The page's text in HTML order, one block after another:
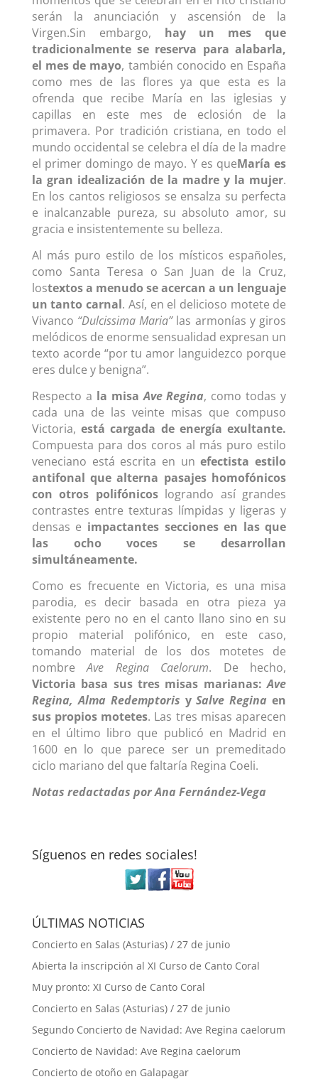
serán la anunciación y ascensión de la
Virgen.Sin embargo, hay un mes que
tradicionalmente se reserva para alabarla,
el mes de mayo, también conocido en España
como mes de las flores ya que esta es la
ofrenda que recibe María en las iglesias y
capillas en este mes de eclosión de la
primavera. Por tradición cristiana, en todo el
mundo occidental se celebra el día de la madre
el primer domingo de mayo. Y es queMaría es
la gran idealización de la madre y la mujer.
En los cantos religiosos se ensalza su perfecta
e inalcanzable pureza, su absoluto amor, su
gracia e insistentemente su belleza.
Al más puro estilo de los místicos españoles,
como Santa Teresa o San Juan de la Cruz,
lostextos a menudo se acercan a un lenguaje
un tanto carnal. Así, en el delicioso motete de
Vivanco “Dulcissima Maria”las armonías y giros
melódicos de enorme sensualidad expresan un
texto acorde “por tu amor languidezco porque
eres dulce y benigna”.
Respecto a la misaAve Regina, como todas y
cada una de las veinte misas que compuso
Victoria,está cargada de energía exultante.
Compuesta para dos coros al más puro estilo
veneciano está escrita en unefectista estilo
antifonal que alterna pasajes homofónicos
con otros polifónicoslogrando así grandes
contrastes entre texturas límpidas y ligeras y
densas e impactantes secciones en las que
las ocho voces se desarrollan
simultáneamente.
Como es frecuente en Victoria, es una misa
parodia, es decir basada en otra pieza ya
existente pero no en el canto llano sino en su
propio material polifónico, en este caso,
tomando material de los dos motetes de
nombreAve Regina Caelorum. De hecho,
Victoria basa sus tres misas marianas:Ave
Regina, Alma Redemptoris ySalve Regina en
sus propios motetes. Las tres misas aparecen
en el último libro que publicó en Madrid en
1600 en lo que parece ser un premeditado
ciclo mariano del que faltaría Regina Coeli.
Notas redactadas por Ana Fernández-Vega
Síguenos en redes sociales!
ÚLTIMAS NOTICIAS
Concierto en Salas (Asturias) / 27 de junio
Abierta la inscripción al XI Curso de Canto Coral
Muy pronto: XI Curso de Canto Coral
Concierto en Salas (Asturias) / 27 de junio
Segundo Concierto de Navidad: Ave Regina caelorum
Concierto de Navidad: Ave Regina caelorum
Concierto de otoño en Galapagar